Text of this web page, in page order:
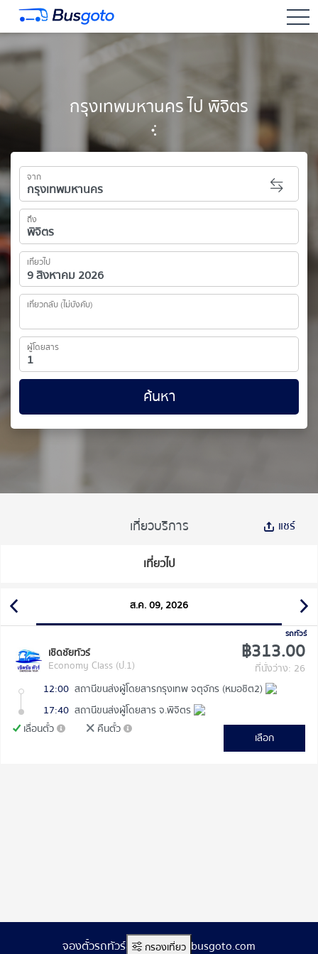
กรุงเทพมหานคร ไป พิจิตร
จาก
ถึง
เที่ยวไป
เที่ยวกลับ (ไม่บังคับ)
ผู้โดยสาร
ค้นหา
เที่ยวบริการ แชร์
เที่ยวไป
ส.ค. 09, 2026
รถทัวร์
เชิดชัยทัวร์
Economy Class (ป.1)
฿313.00
ที่นั่งว่าง: 26
12:00 สถานีขนส่งผู้โดยสารกรุงเทพ จตุจักร (หมอชิต2)
17:40 สถานีขนส่งผู้โดยสาร จ.พิจิตร
เลื่อนตั๋ว
คืนตั๋ว
เลือก
กรองเที่ยว
จองตั๋วรถทัวร์ออนไลน์ www.busgoto.com